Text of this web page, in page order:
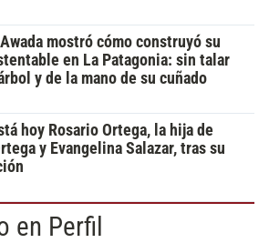
mostró cómo construyó su
en La Patagonia: sin talar
y de la mano de su cuñado
hoy Rosario Ortega, la hija de
y Evangelina Salazar, tras su
en Perfil